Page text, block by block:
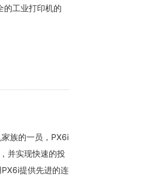
的工业打印机的
族的一员，PX6i
并实现快速的投
提供先进的连